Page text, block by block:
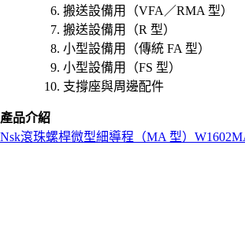
搬送設備用（VFA／RMA 型）
搬送設備用（R 型）
小型設備用（傳統 FA 型）
小型設備用（FS 型）
支撐座與周邊配件
產品介紹
Nsk滾珠螺桿微型細導程（MA 型）